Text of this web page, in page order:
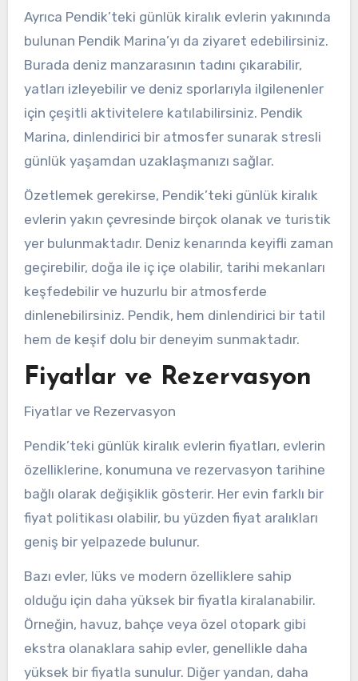
Ayrıca Pendik’teki günlük kiralık evlerin yakınında
bulunan Pendik Marina’yı da ziyaret edebilirsiniz.
Burada deniz manzarasının tadını çıkarabilir,
yatları izleyebilir ve deniz sporlarıyla ilgilenenler
için çeşitli aktivitelere katılabilirsiniz. Pendik
Marina, dinlendirici bir atmosfer sunarak stresli
günlük yaşamdan uzaklaşmanızı sağlar.
Özetlemek gerekirse, Pendik’teki günlük kiralık
evlerin yakın çevresinde birçok olanak ve turistik
yer bulunmaktadır. Deniz kenarında keyifli zaman
geçirebilir, doğa ile iç içe olabilir, tarihi mekanları
keşfedebilir ve huzurlu bir atmosferde
dinlenebilirsiniz. Pendik, hem dinlendirici bir tatil
hem de keşif dolu bir deneyim sunmaktadır.
Fiyatlar ve Rezervasyon
Fiyatlar ve Rezervasyon
Pendik’teki günlük kiralık evlerin fiyatları, evlerin
özelliklerine, konumuna ve rezervasyon tarihine
bağlı olarak değişiklik gösterir. Her evin farklı bir
fiyat politikası olabilir, bu yüzden fiyat aralıkları
geniş bir yelpazede bulunur.
Bazı evler, lüks ve modern özelliklere sahip
olduğu için daha yüksek bir fiyatla kiralanabilir.
Örneğin, havuz, bahçe veya özel otopark gibi
ekstra olanaklara sahip evler, genellikle daha
yüksek bir fiyatla sunulur. Diğer yandan, daha